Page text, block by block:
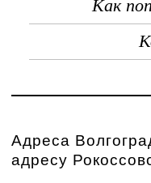
Как
Адреса
адресу